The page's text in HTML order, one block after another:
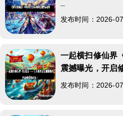
发布时间：2026-
一起横扫修仙界
震撼曝光，开启
发布时间：2026-